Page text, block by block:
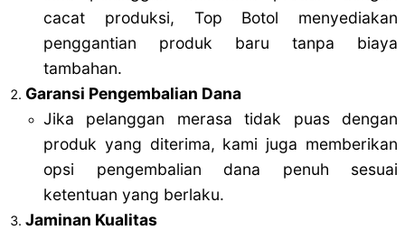
cacat produksi, Top Botol menyediakan
penggantian produk baru tanpa biaya
tambahan.
Garansi Pengembalian Dana
Jika pelanggan merasa tidak puas dengan
produk yang diterima, kami juga memberikan
opsi pengembalian dana penuh sesuai
ketentuan yang berlaku.
Jaminan Kualitas